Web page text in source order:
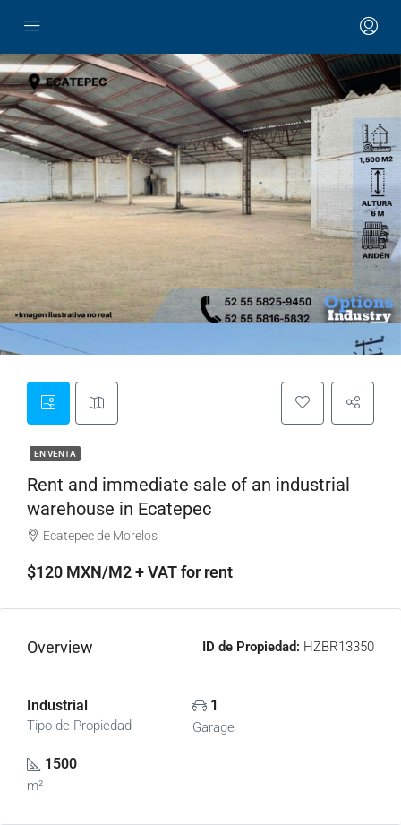
EN VENTA
Rent and immediate sale of an industrial
warehouse in Ecatepec
Ecatepec de Morelos
$120 MXN/M2 + VAT for rent
Overview ID de Propiedad: HZBR13350
Industrial
Tipo de Propiedad
1
Garage
1500
m²